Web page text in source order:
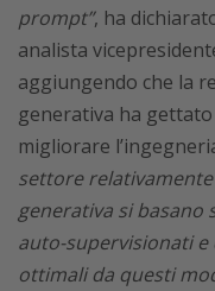
prompt”, ha
analista
aggiungendo che la
generativa ha
migliorare
settore
generativa si basano
auto-supervisionati
ottimali da questi